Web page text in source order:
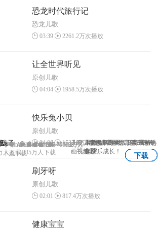
Android IOS
1102万人
下载
3-7岁儿童学拼音第一神奇
APP
下载
子
Android
IOS
1235万人下载
早教益智游戏，陪宝宝一
起快乐成长！
下载
Android IOS
1203
人下载
儿歌、故事、国学、识字原创动
画视频！
下载
Android IOS
1069万
人下载
儿童故事专业版，海量精选
专题！
下载
恐龙时代旅行记
恐龙儿歌
03:39 2261.2万次播放
让全世界听见
原创儿歌
04:04 1958.5万次播放
快乐兔小贝
原创儿歌
04:06 1537.8万次播放
刷牙呀
原创儿歌
02:01 817.4万次播放
健康宝宝